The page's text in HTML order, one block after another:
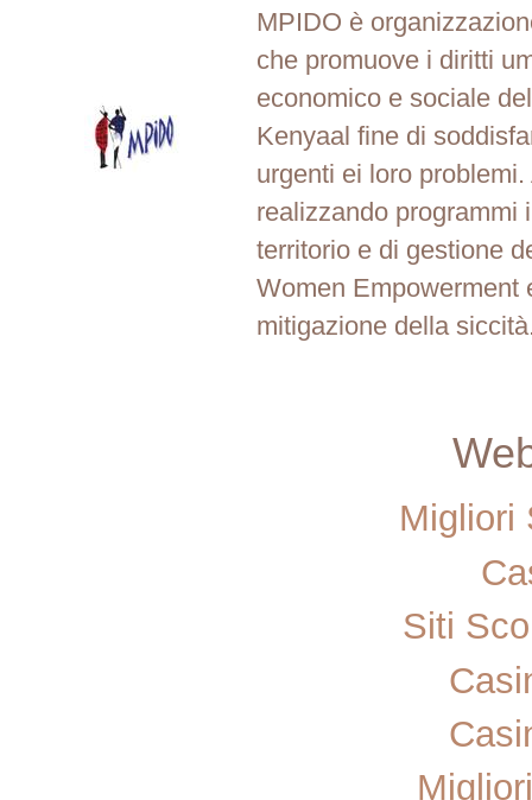
MPIDO è
che promuove i diritti
economico e sociale
Kenyaal fine di
urgenti ei loro
realizzando programmi
territorio e di gestione
Women Empowerment
mitigazione della
Migliori
Siti